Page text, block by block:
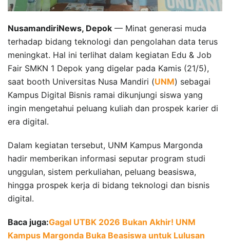
NusamandiriNews, Depok — Minat generasi muda
terhadap bidang teknologi dan pengolahan data terus
meningkat. Hal ini terlihat dalam kegiatan Edu & Job
Fair SMKN 1 Depok yang digelar pada Kamis (21/5),
saat booth Universitas Nusa Mandiri (UNM) sebagai
Kampus Digital Bisnis ramai dikunjungi siswa yang
ingin mengetahui peluang kuliah dan prospek karier di
era digital.
Dalam kegiatan tersebut, UNM Kampus Margonda
hadir memberikan informasi seputar program studi
unggulan, sistem perkuliahan, peluang beasiswa,
hingga prospek kerja di bidang teknologi dan bisnis
digital.
Baca juga:Gagal UTBK 2026 Bukan Akhir! UNM
Kampus Margonda Buka Beasiswa untuk Lulusan